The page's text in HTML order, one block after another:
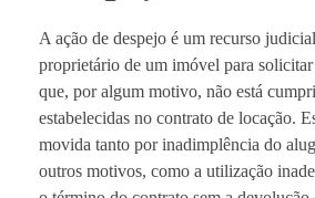
A ação de despejo é um recurso
proprietário de um imóvel para
que, por algum motivo, não está
estabelecidas no contrato de locação.
movida tanto por inadimplência do
outros motivos, como a utilização